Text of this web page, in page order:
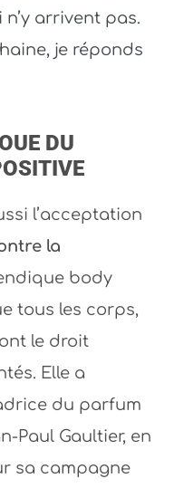
arrivent pas.
je réponds
DU
l’acceptation
la
body
tous les corps,
le droit
Elle a
du parfum
Paul Gaultier, en
sa campagne